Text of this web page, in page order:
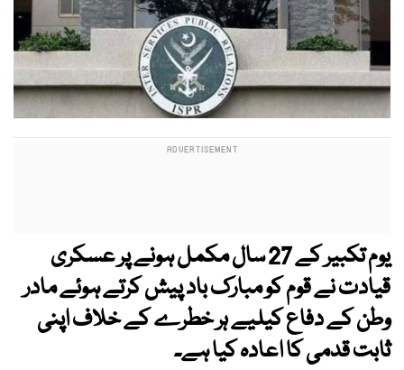
یوم تکبیر کے 27 سال مکمل ہونے پر عسکری
قیادت نے قوم کو مبارک باد پیش کرتے ہوئے مادر
وطن کے دفاع کیلیے ہر خطرے کے خلاف اپنی
ثابت قدمی کا اعادہ کیا ہے۔